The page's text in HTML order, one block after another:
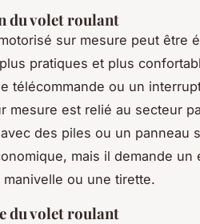
du volet roulant
sur mesure peut être
pratiques et plus
télécommande ou un
mesure est relié au secteur
des piles ou un panneau
mais il demande
ou une tirette.
du volet roulant